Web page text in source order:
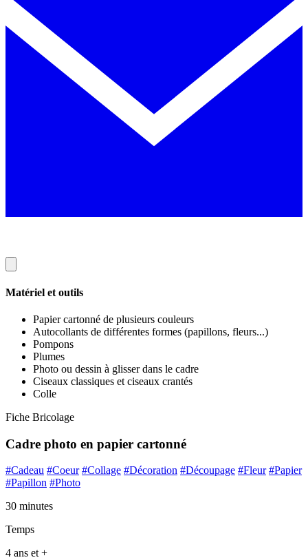
Matériel et outils
Papier cartonné de plusieurs couleurs
Autocollants de différentes formes (papillons, fleurs...)
Pompons
Plumes
Photo ou dessin à glisser dans le cadre
Ciseaux classiques et ciseaux crantés
Colle
Fiche Bricolage
Cadre photo en papier cartonné
#Cadeau #Coeur #Collage #Décoration #Découpage #Fleur #Papier
#Papillon #Photo
30 minutes
Temps
4 ans et +